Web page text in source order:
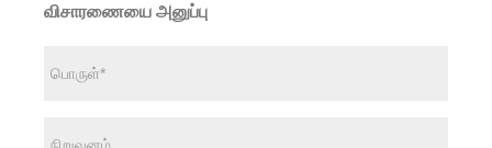
விசாரணையை அனுப்பு